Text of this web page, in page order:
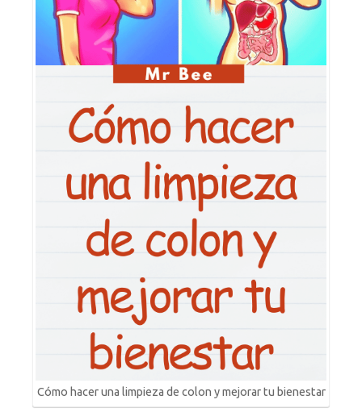
Cómo hacer una limpieza de colon y mejorar tu bienestar